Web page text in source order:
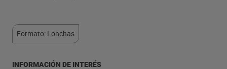
Formato: Lonchas
INFORMACIÓN DE INTERÉS